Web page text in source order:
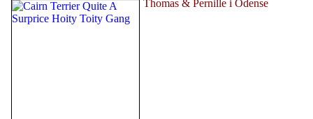
Thomas & Pernille i Odense